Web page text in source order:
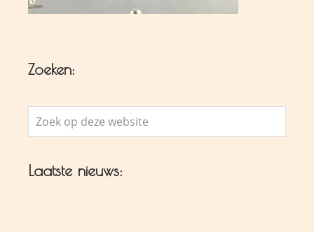
Zoeken:
Zoek
op
website
Laatste nieuws: